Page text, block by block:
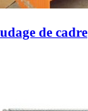
de cadre